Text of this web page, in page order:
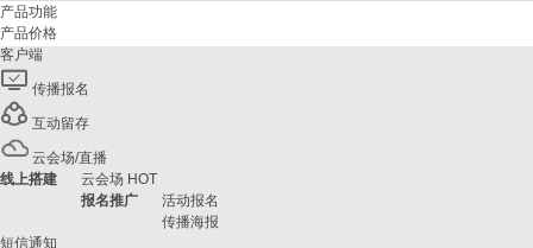
产品功能
产品价格
客户端
传播报名
互动留存
云会场/直播
线上搭建
云会场 HOT
报名推广
活动报名
传播海报
短信通知